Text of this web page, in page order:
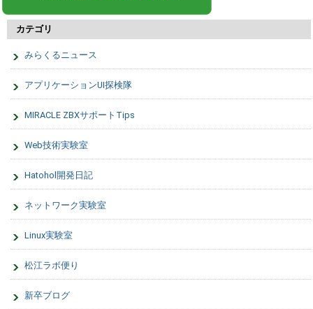
カテゴリ
みらくるニュース
アプリケーションUI探検隊
MIRACLE ZBXサポートTips
Web技術実験室
Hatohol開発日記
ネットワーク実験室
Linux実験室
松江ラボ便り
新卒ブログ